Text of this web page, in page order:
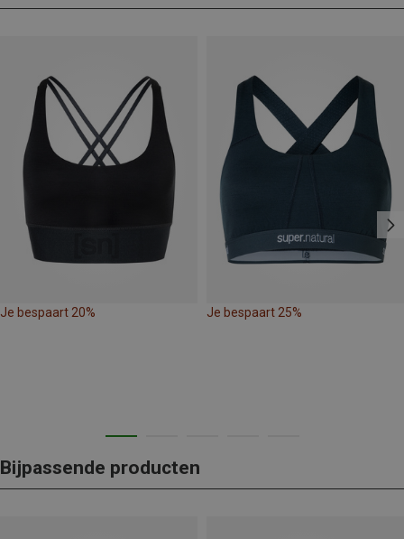
Je bespaart 20% Je bespaart 25%
Bijpassende producten